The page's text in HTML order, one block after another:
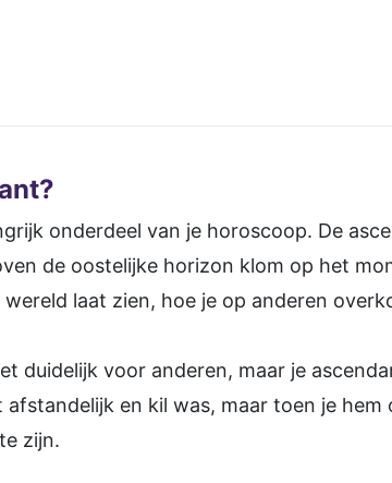
onderdeel van je horoscoop. De
de oostelijke horizon klom op het
laat zien, hoe je op anderen
duidelijk voor anderen, maar je
en kil was, maar toen je
zijn.